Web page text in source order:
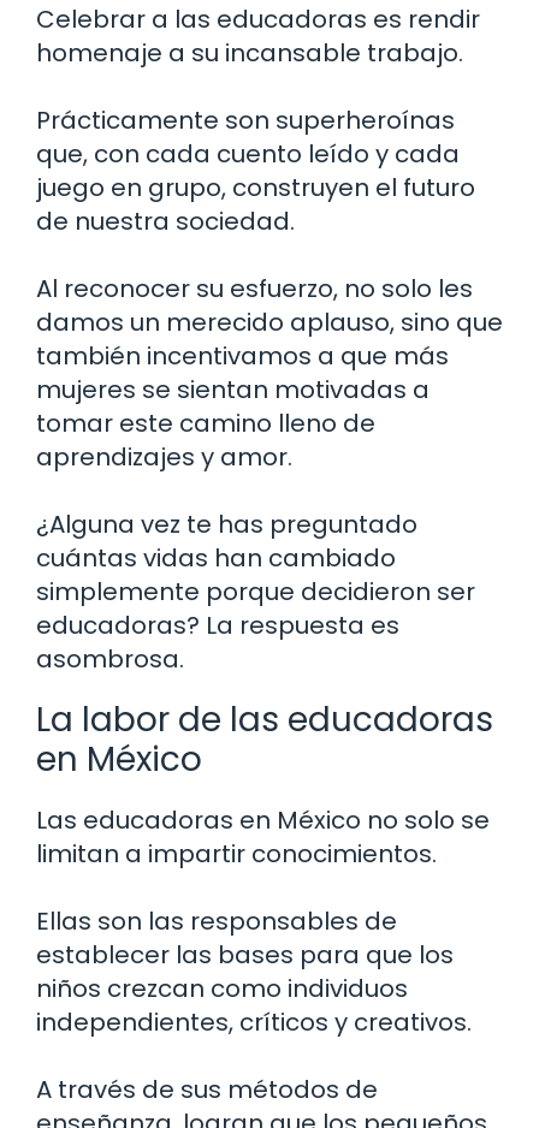
Celebrar a las educadoras es rendir
homenaje a su incansable trabajo.
Prácticamente son superheroínas
que, con cada cuento leído y cada
juego en grupo, construyen el futuro
de nuestra sociedad.
Al reconocer su esfuerzo, no solo les
damos un merecido aplauso, sino que
también incentivamos a que más
mujeres se sientan motivadas a
tomar este camino lleno de
aprendizajes y amor.
¿Alguna vez te has preguntado
cuántas vidas han cambiado
simplemente porque decidieron ser
educadoras? La respuesta es
asombrosa.
La labor de las educadoras
en México
Las educadoras en México no solo se
limitan a impartir conocimientos.
Ellas son las responsables de
establecer las bases para que los
niños crezcan como individuos
independientes, críticos y creativos.
A través de sus métodos de